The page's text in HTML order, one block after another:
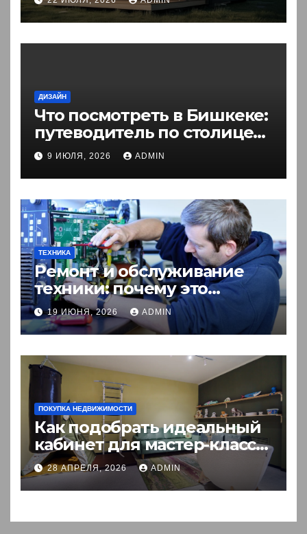
ДИЗАЙН
Что посмотреть в Бишкеке:
путеводитель по столице
Кыргызстана
9 ИЮЛЯ, 2026 ADMIN
ТЕХНИКА
Ремонт и обслуживание
техники: почему это
выгоднее покупки новой?
19 ИЮНЯ, 2026 ADMIN
ПОКУПКА НЕДВИЖИМОСТИ
Как подобрать идеальный
кабинет для мастер-класса:
пошаговый гид
28 АПРЕЛЯ, 2026 ADMIN